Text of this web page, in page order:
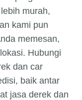
murah,
kami pun
memesan,
Hubungi
dan car
baik antar
jasa derek dan